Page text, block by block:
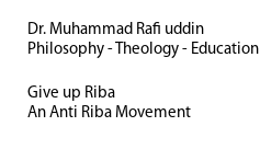
Dr. Muhammad Rafi uddin
Philosophy - Theology - Education
Give up Riba
An Anti Riba Movement